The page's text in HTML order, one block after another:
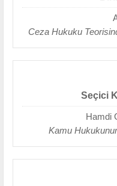
Ceza Hukuku
Seçici
Hamdi
Kamu